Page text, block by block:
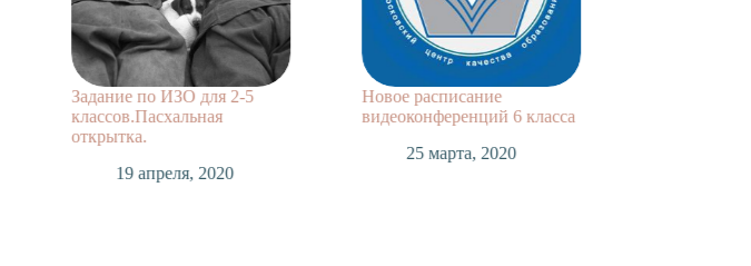
Задание по ИЗО для 2-5
классов.Пасхальная
открытка.
19 апреля, 2020
Новое расписание
видеоконференций 6 класса
25 марта, 2020